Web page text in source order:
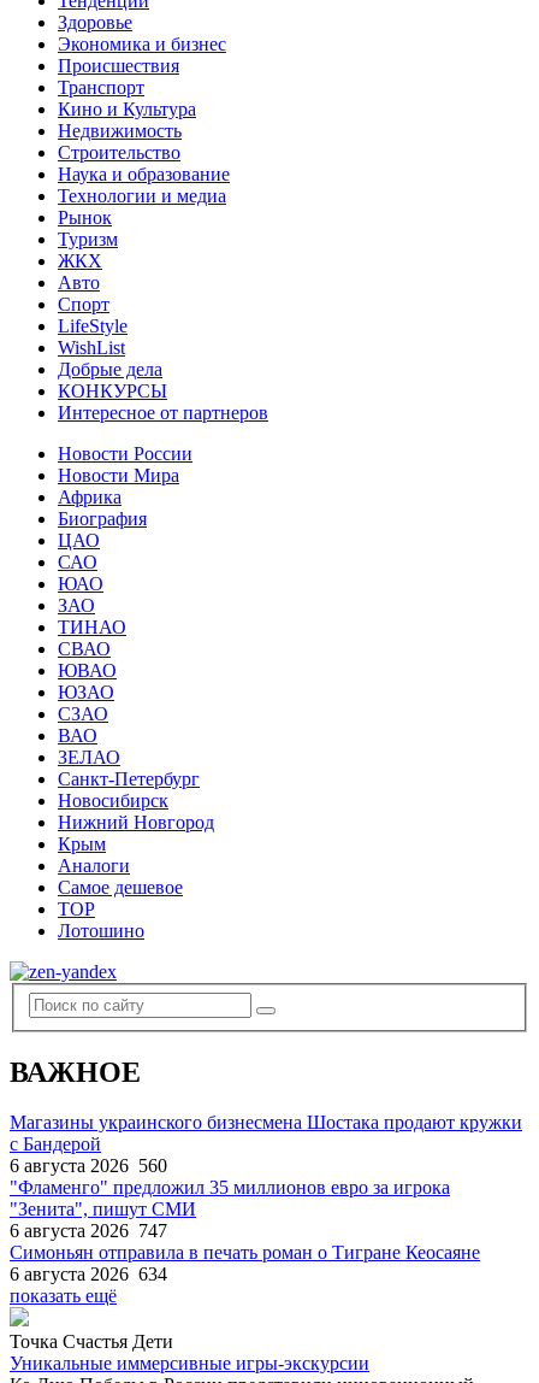
Здоровье
Экономика и бизнес
Происшествия
Транспорт
Кино и Культура
Недвижимость
Строительство
Наука и образование
Технологии и медиа
Рынок
Туризм
ЖКХ
Авто
Спорт
LifeStyle
WishList
Добрые дела
КОНКУРСЫ
Интересное от партнеров
Новости России
Новости Мира
Африка
Биография
ЦАО
САО
ЮАО
ЗАО
ТИНАО
СВАО
ЮВАО
ЮЗАО
СЗАО
ВАО
ЗЕЛАО
Санкт-Петербург
Новосибирск
Нижний Новгород
Крым
Аналоги
Самое дешевое
TOP
Лотошино
ВАЖНОЕ
Магазины украинского бизнесмена Шостака продают кружки
с Бандерой
6 августа 2026 560
"Фламенго" предложил 35 миллионов евро за игрока
"Зенита", пишут СМИ
6 августа 2026 747
Симоньян отправила в печать роман о Тигране Кеосаяне
6 августа 2026 634
показать ещё
Точка Счастья Дети
Уникальные иммерсивные игры-экскурсии